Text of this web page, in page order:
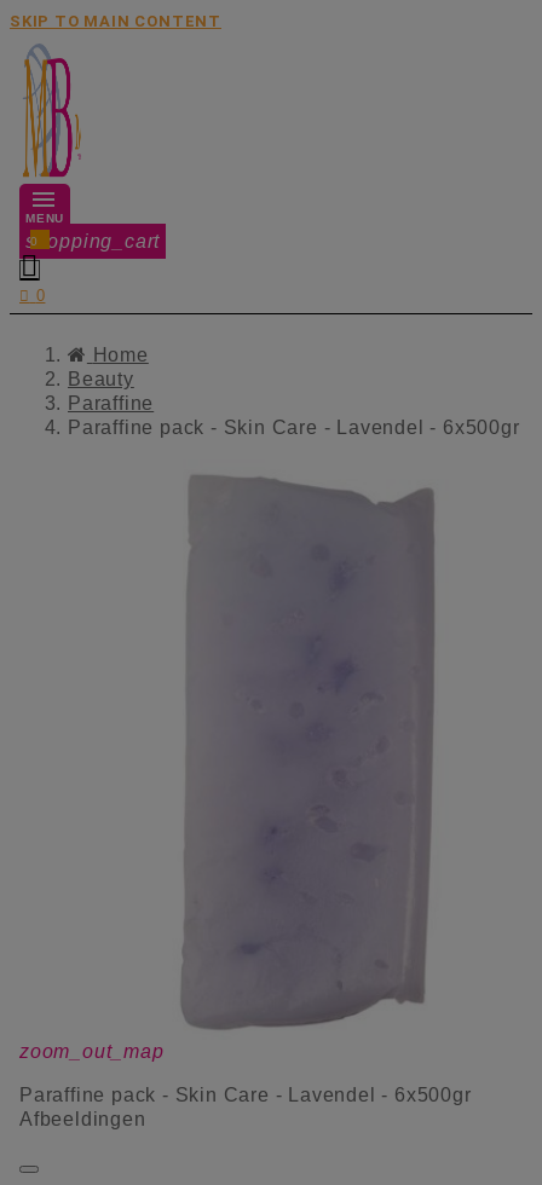
SKIP TO MAIN CONTENT
MENU
shopping_cart
0

 0
Home
Beauty
Paraffine
Paraffine pack - Skin Care - Lavendel - 6x500gr
zoom_out_map
Paraffine pack - Skin Care - Lavendel - 6x500gr
Afbeeldingen